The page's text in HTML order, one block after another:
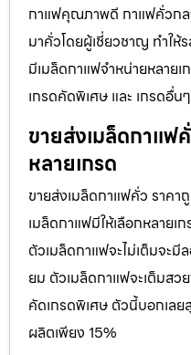
กาแฟคุณภาพดี กาแฟคั่วก
มาคั่วโดยผู้เชี่ยวชาญ ทำให้
มีเมล็ดกาแฟจำหน่ายหลายเ
เกรดคัดพิเศษ และ เกรดอื่นๆ
ขายส่งเมล็ดกาแฟ
หลายเกรด
ขายส่งเมล็ดกาแฟคั่ว ราค
เมล็ดกาแฟมีให้เลือกหลายเ
ตัวเมล็ดกาแฟจะไม่เต็มจะมี
ยม ตัวเมล็ดกาแฟจะเต็มส
คัดเกรดพิเศษ ตัวนี้บอกเลย
ผลิตเพียง 15%